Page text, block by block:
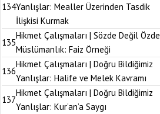
134Yanlışlar: Mealler Üzerinden Tasdik
İlişkisi Kurmak
135
Hikmet Çalışmaları | Sözde Değil Özde
Müslümanlık: Faiz Örneği
136
Hikmet Çalışmaları | Doğru Bildiğimiz
Yanlışlar: Halife ve Melek Kavramı
137
Hikmet Çalışmaları | Doğru Bildiğimiz
Yanlışlar: Kur’an’a Saygı